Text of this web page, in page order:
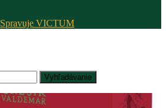
Spravuje VICTUM
Vyhľadávanie